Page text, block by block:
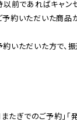
前であればキャン
約いただいた商品
いただいた方で、
またぎでのご予約」「